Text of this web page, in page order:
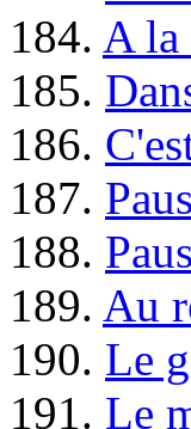
184. A la
185.
186.
187.
188.
189. Au
190. Le
191. Le